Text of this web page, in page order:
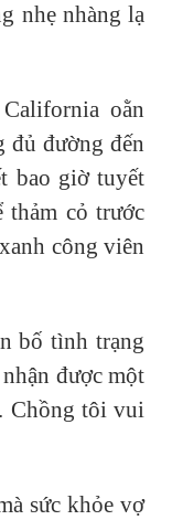
nhẹ nhàng lạ
oằn
đủ đường đến
bao giờ tuyết
thảm cỏ trước
công viên
bố tình trạng
được một
Chồng tôi vui
sức khỏe vợ